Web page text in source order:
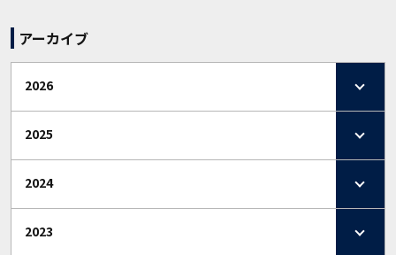
アーカイブ
2026
2025
2024
2023